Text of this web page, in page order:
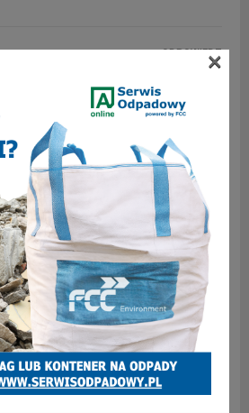
To jest prawdziwy Górnik!
ODPOWIEDZ
ODPOWIEDZ
×